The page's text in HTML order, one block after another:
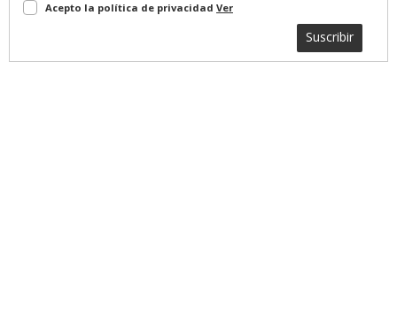
Acepto la política de privacidad Ver
Suscribir